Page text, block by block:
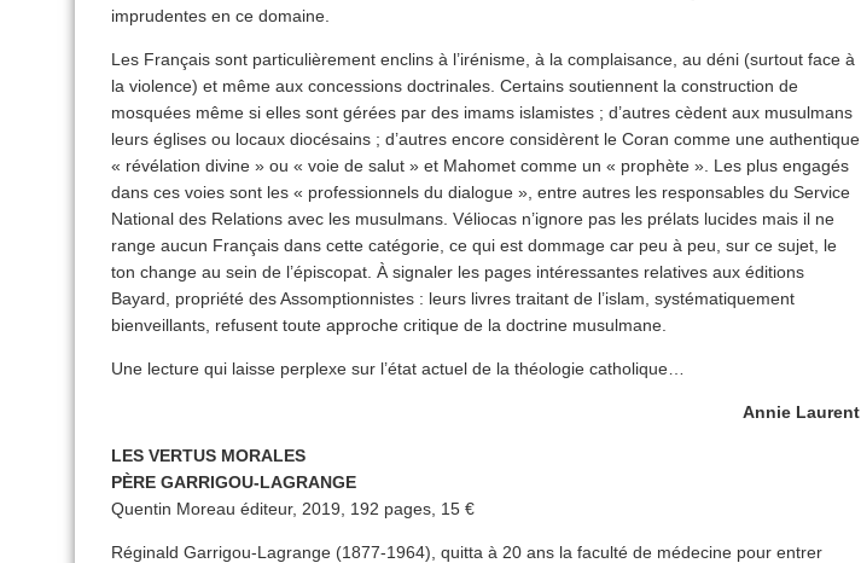
imprudentes en ce domaine.
Les Français sont particulièrement enclins à l’irénisme, à la complaisance, au déni (surtout face à
la violence) et même aux concessions doctrinales. Certains soutiennent la construction de
mosquées même si elles sont gérées par des imams islamistes ; d’autres cèdent aux musulmans
leurs églises ou locaux diocésains ; d’autres encore considèrent le Coran comme une authentique
« révélation divine » ou « voie de salut » et Mahomet comme un « prophète ». Les plus engagés
dans ces voies sont les « professionnels du dialogue », entre autres les responsables du Service
National des Relations avec les musulmans. Véliocas n’ignore pas les prélats lucides mais il ne
range aucun Français dans cette catégorie, ce qui est dommage car peu à peu, sur ce sujet, le
ton change au sein de l’épiscopat. À signaler les pages intéressantes relatives aux éditions
Bayard, propriété des Assomptionnistes : leurs livres traitant de l’islam, systématiquement
bienveillants, refusent toute approche critique de la doctrine musulmane.
Une lecture qui laisse perplexe sur l’état actuel de la théologie catholique…
Annie Laurent
LES VERTUS MORALES
PÈRE GARRIGOU-LAGRANGE
Quentin Moreau éditeur, 2019, 192 pages, 15 €
Réginald Garrigou-Lagrange (1877-1964), quitta à 20 ans la faculté de médecine pour entrer